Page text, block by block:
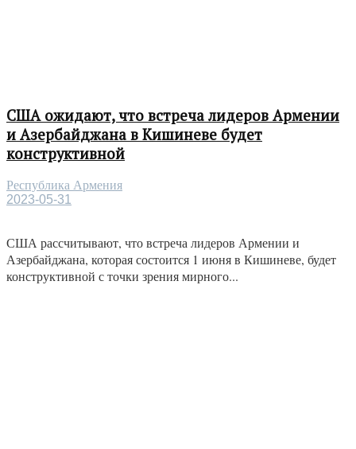
США ожидают, что встреча лидеров Армении
и Азербайджана в Кишиневе будет
конструктивной
Республика Армения
2023-05-31
США рассчитывают, что встреча лидеров Армении и
Азербайджана, которая состоится 1 июня в Кишиневе, будет
конструктивной с точки зрения мирного...